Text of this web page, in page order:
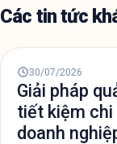
Các tin tức
30/07/2026
Giải pháp
tiết kiệm chi
doanh